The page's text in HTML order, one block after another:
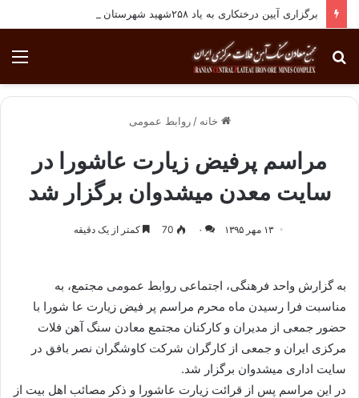
برگزاری آیین درختکاری به یاد ۲۵۸شهید شهرستان بافق
جستجو
برای
خانه / روابط عمومی
مراسم پرفیض زیارت عاشورا در
سایت معدن میشدوان برگزار شد
۱۳ مهر ۱۳۹۵ ۰ 70 کمتر از یک دقیقه
به گزارش واحد فرهنگی، اجتماعی روابط عمومی مجتمع، به
مناسبت فرا رسیدن ماه محرم مراسم پر فیض زیارت عا شورا با
حضور جمعی از مدیران و کارکنان مجتمع معادن سنگ آهن فلات
مرکزی ایران و جمعی از کارگران شرکت کاوشگران نصر بافق در
سایت اداری میشدوان برگزار شد.
در این مراسم پس از قرائت زیارت عاشورا و ذکر مصائب اهل بیت از